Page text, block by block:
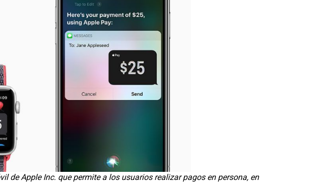
de Apple Inc. que permite a los usuarios realizar pagos en persona, en